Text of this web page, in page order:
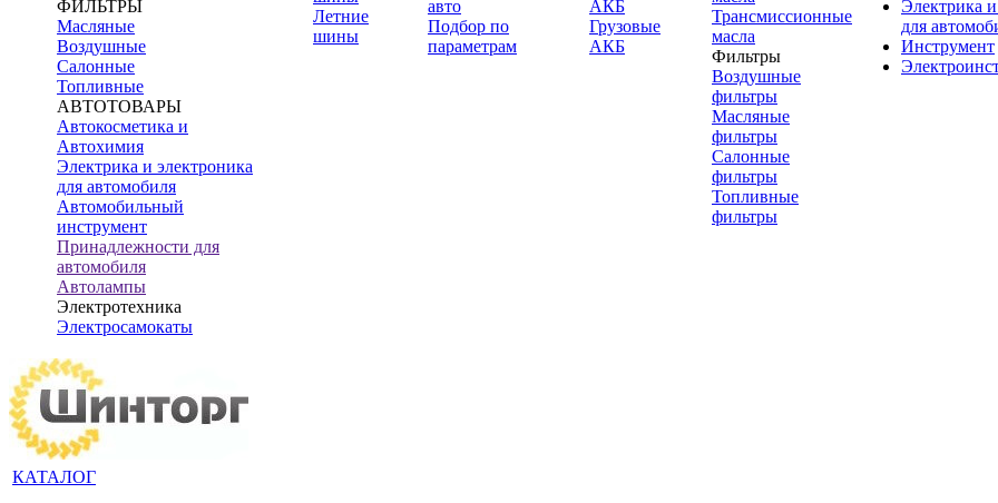
ФИЛЬТРЫ
Масляные
Воздушные
Салонные
Топливные
АВТОТОВАРЫ
Автокосметика и
Автохимия
Электрика и электроника
для автомобиля
Автомобильный
инструмент
Принадлежности для
автомобиля
Автолампы
Электротехника
Электросамокаты
Летние
шины
авто
Подбор по
параметрам
АКБ
Грузовые
АКБ
Трансмиссионные
масла
Фильтры
Воздушные
фильтры
Масляные
фильтры
Салонные
фильтры
Топливные
фильтры
Электрика
для
Инструмент
КАТАЛОГ